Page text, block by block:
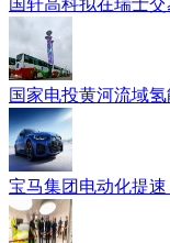
国轩高科拟在瑞士
国家电投黄河流域
宝马集团电动化提